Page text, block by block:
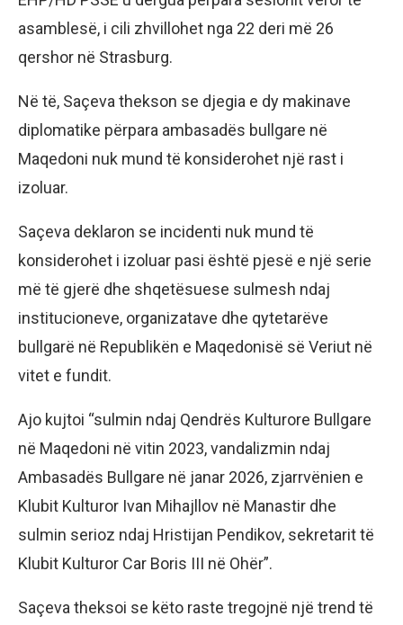
asamblesë, i cili zhvillohet nga 22 deri më 26
qershor në Strasburg.
Në të, Saçeva thekson se djegia e dy makinave
diplomatike përpara ambasadës bullgare në
Maqedoni nuk mund të konsiderohet një rast i
izoluar.
Saçeva deklaron se incidenti nuk mund të
konsiderohet i izoluar pasi është pjesë e një serie
më të gjerë dhe shqetësuese sulmesh ndaj
institucioneve, organizatave dhe qytetarëve
bullgarë në Republikën e Maqedonisë së Veriut në
vitet e fundit.
Ajo kujtoi “sulmin ndaj Qendrës Kulturore Bullgare
në Maqedoni në vitin 2023, vandalizmin ndaj
Ambasadës Bullgare në janar 2026, zjarrvënien e
Klubit Kulturor Ivan Mihajllov në Manastir dhe
sulmin serioz ndaj Hristijan Pendikov, sekretarit të
Klubit Kulturor Car Boris III në Ohër”.
Saçeva theksoi se këto raste tregojnë një trend të